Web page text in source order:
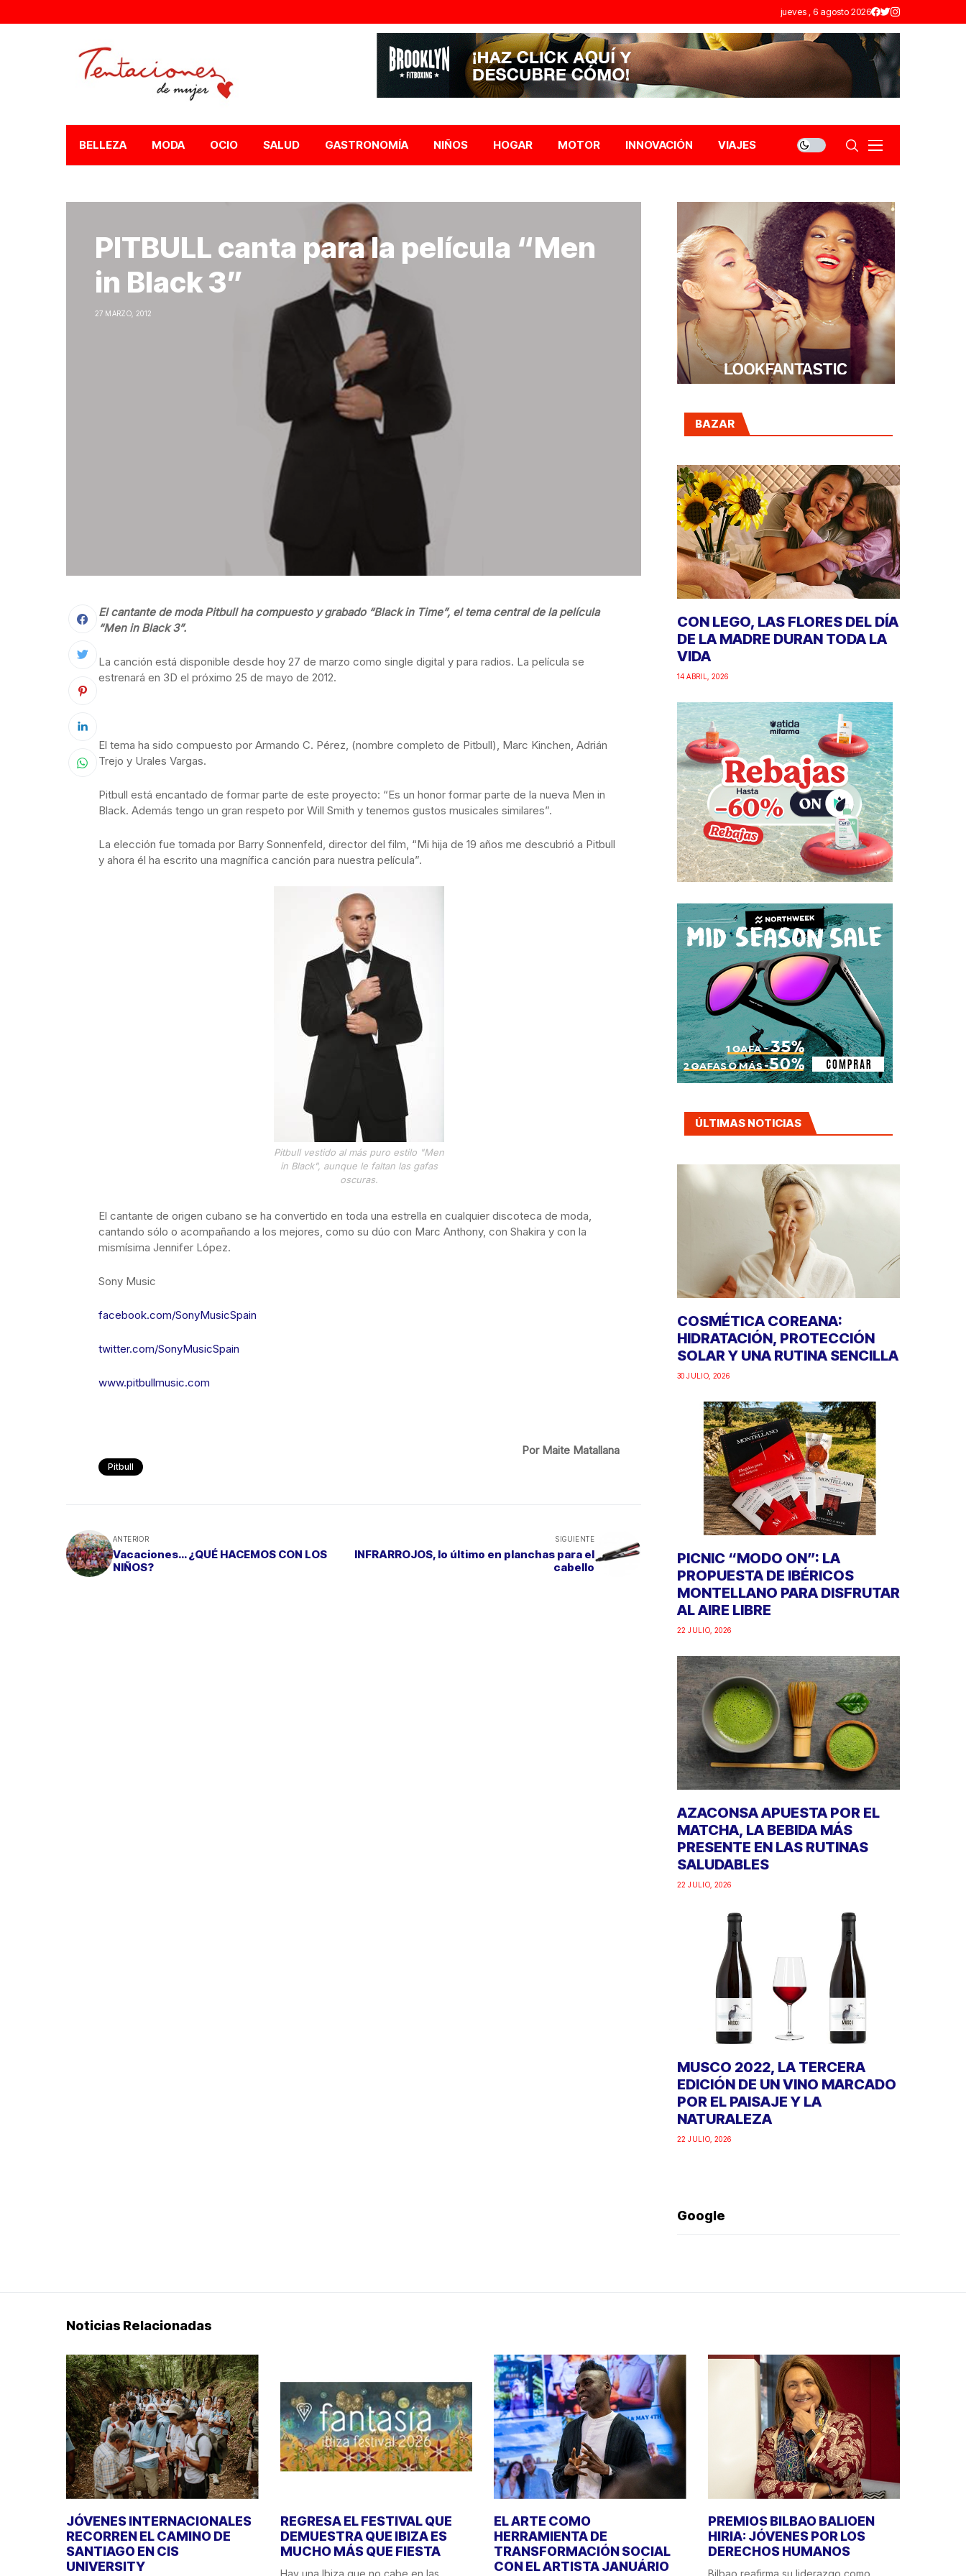
jueves , 6 agosto 2026
BELLEZA MODA OCIO SALUD GASTRONOMÍA NIÑOS HOGAR MOTOR INNOVACIÓN VIAJES
PITBULL canta para la película “Men
in Black 3”
27 MARZO, 2012
El cantante de moda Pitbull ha compuesto y grabado “Black in Time”, el tema central de la película
“Men in Black 3”.
La canción está disponible desde hoy 27 de marzo como single digital y para radios. La película se
estrenará en 3D el próximo 25 de mayo de 2012.
El tema ha sido compuesto por Armando C. Pérez, (nombre completo de Pitbull), Marc Kinchen, Adrián
Trejo y Urales Vargas.
Pitbull está encantado de formar parte de este proyecto: “Es un honor formar parte de la nueva Men in
Black. Además tengo un gran respeto por Will Smith y tenemos gustos musicales similares”.
La elección fue tomada por Barry Sonnenfeld, director del film, “Mi hija de 19 años me descubrió a Pitbull
y ahora él ha escrito una magnífica canción para nuestra película”.
Pitbull vestido al más puro estilo "Men
in Black", aunque le faltan las gafas
oscuras.
El cantante de origen cubano se ha convertido en toda una estrella en cualquier discoteca de moda,
cantando sólo o acompañando a los mejores, como su dúo con Marc Anthony, con Shakira y con la
mismísima Jennifer López.
Sony Music
facebook.com/SonyMusicSpain
twitter.com/SonyMusicSpain
www.pitbullmusic.com
Por Maite Matallana
Pitbull
ANTERIOR
Vacaciones… ¿QUÉ HACEMOS CON LOS
NIÑOS?
SIGUIENTE
INFRARROJOS, lo último en planchas para el
cabello
BAZAR
CON LEGO, LAS FLORES DEL DÍA
DE LA MADRE DURAN TODA LA
VIDA
14 ABRIL, 2026
ÚLTIMAS NOTICIAS
COSMÉTICA COREANA:
HIDRATACIÓN, PROTECCIÓN
SOLAR Y UNA RUTINA SENCILLA
30 JULIO, 2026
PICNIC “MODO ON”: LA
PROPUESTA DE IBÉRICOS
MONTELLANO PARA DISFRUTAR
AL AIRE LIBRE
22 JULIO, 2026
AZACONSA APUESTA POR EL
MATCHA, LA BEBIDA MÁS
PRESENTE EN LAS RUTINAS
SALUDABLES
22 JULIO, 2026
MUSCO 2022, LA TERCERA
EDICIÓN DE UN VINO MARCADO
POR EL PAISAJE Y LA
NATURALEZA
22 JULIO, 2026
Google
Noticias Relacionadas
JÓVENES INTERNACIONALES
RECORREN EL CAMINO DE
SANTIAGO EN CIS
UNIVERSITY
REGRESA EL FESTIVAL QUE
DEMUESTRA QUE IBIZA ES
MUCHO MÁS QUE FIESTA
Hay una Ibiza que no cabe en las
EL ARTE COMO
HERRAMIENTA DE
TRANSFORMACIÓN SOCIAL
CON EL ARTISTA JANUÁRIO
PREMIOS BILBAO BALIOEN
HIRIA: JÓVENES POR LOS
DERECHOS HUMANOS
Bilbao reafirma su liderazgo como